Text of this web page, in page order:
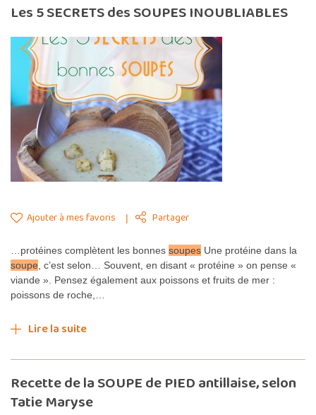
Les 5 SECRETS des SOUPES INOUBLIABLES
Ajouter à mes favoris Partager
…protéines complètent les bonnes soupes Une protéine dans la
soupe , c’est selon… Souvent, en disant « protéine » on pense «
viande ». Pensez également aux poissons et fruits de mer :
poissons de roche,…
Lire la suite
Recette de la SOUPE de PIED antillaise, selon
Tatie Maryse